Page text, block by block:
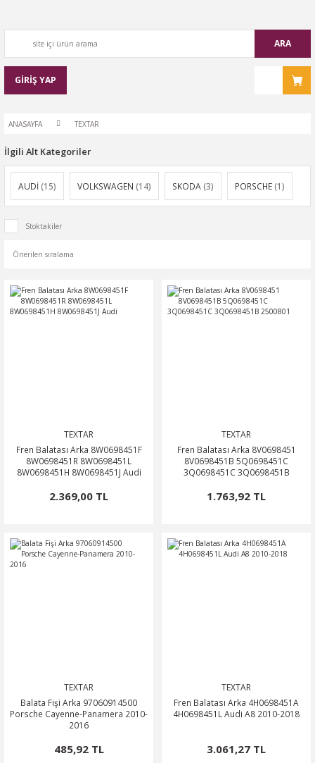
ARA
GİRİŞ YAP
ANASAYFA TEXTAR
İlgili Alt Kategoriler
AUDİ (15) VOLKSWAGEN (14) SKODA (3) PORSCHE (1)
Stoktakiler
TEXTAR
Fren Balatası Arka 8W0698451F
8W0698451R 8W0698451L
8W0698451H 8W0698451J Audi
2.369,00 TL
TEXTAR
Fren Balatası Arka 8V0698451
8V0698451B 5Q0698451C
3Q0698451C 3Q0698451B
1.763,92 TL
TEXTAR
Balata Fişi Arka 97060914500
Porsche Cayenne-Panamera 2010-
2016
485,92 TL
TEXTAR
Fren Balatası Arka 4H0698451A
4H0698451L Audi A8 2010-2018
3.061,27 TL